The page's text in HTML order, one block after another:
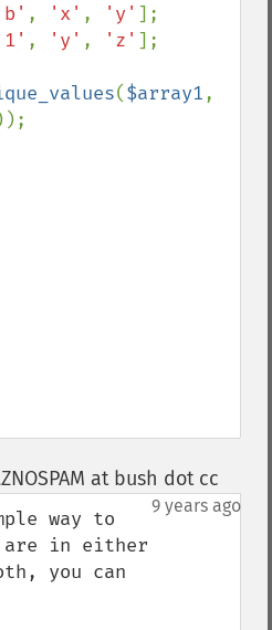
, 'x' , 'y'
, 'y' , 'z' ];
($array1
at bush dot cc
9 years ago
way to
are in either
you can